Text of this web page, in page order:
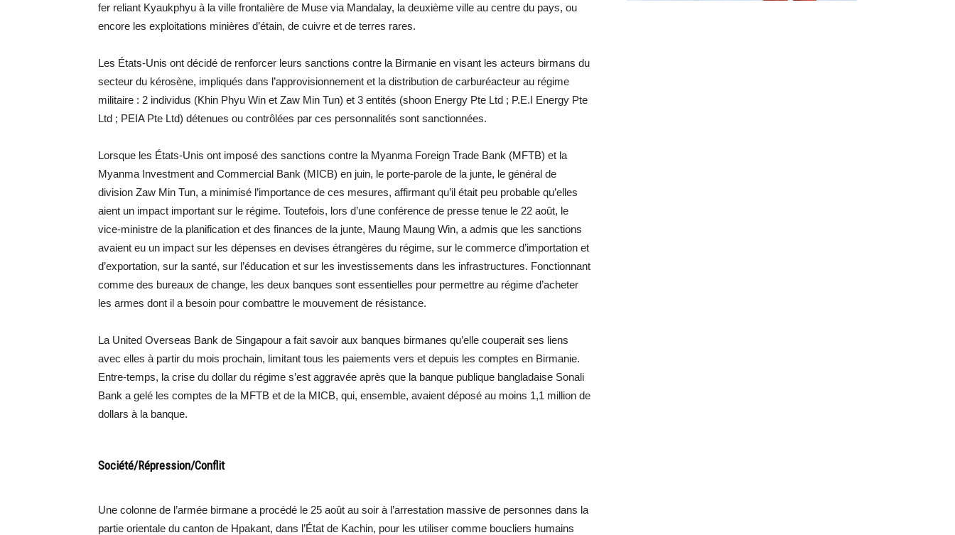
fer reliant Kyaukphyu à la ville frontalière de Muse via Mandalay, la deuxième ville au centre du pays, ou
encore les exploitations minières d’étain, de cuivre et de terres rares.
Les États-Unis ont décidé de renforcer leurs sanctions contre la Birmanie en visant les acteurs birmans du
secteur du kérosène, impliqués dans l’approvisionnement et la distribution de carburéacteur au régime
militaire : 2 individus (Khin Phyu Win et Zaw Min Tun) et 3 entités (shoon Energy Pte Ltd ; P.E.I Energy Pte
Ltd ; PEIA Pte Ltd) détenues ou contrôlées par ces personnalités sont sanctionnées.
Lorsque les États-Unis ont imposé des sanctions contre la Myanma Foreign Trade Bank (MFTB) et la
Myanma Investment and Commercial Bank (MICB) en juin, le porte-parole de la junte, le général de
division Zaw Min Tun, a minimisé l’importance de ces mesures, affirmant qu’il était peu probable qu’elles
aient un impact important sur le régime. Toutefois, lors d’une conférence de presse tenue le 22 août, le
vice-ministre de la planification et des finances de la junte, Maung Maung Win, a admis que les sanctions
avaient eu un impact sur les dépenses en devises étrangères du régime, sur le commerce d’importation et
d’exportation, sur la santé, sur l’éducation et sur les investissements dans les infrastructures. Fonctionnant
comme des bureaux de change, les deux banques sont essentielles pour permettre au régime d’acheter
les armes dont il a besoin pour combattre le mouvement de résistance.
La United Overseas Bank de Singapour a fait savoir aux banques birmanes qu’elle couperait ses liens
avec elles à partir du mois prochain, limitant tous les paiements vers et depuis les comptes en Birmanie.
Entre-temps, la crise du dollar du régime s’est aggravée après que la banque publique bangladaise Sonali
Bank a gelé les comptes de la MFTB et de la MICB, qui, ensemble, avaient déposé au moins 1,1 million de
dollars à la banque.
Société/Répression/Conflit
Une colonne de l’armée birmane a procédé le 25 août au soir à l’arrestation massive de personnes dans la
partie orientale du canton de Hpakant, dans l’État de Kachin, pour les utiliser comme boucliers humains